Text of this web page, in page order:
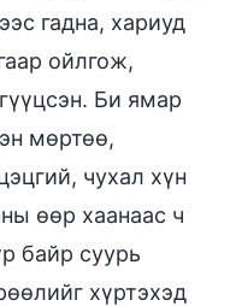
гадна, хариуд
ойлгож,
Би ямар
мөртөө,
чухал хүн
өөр хаанаас ч
байр суурь
хүртэхэд